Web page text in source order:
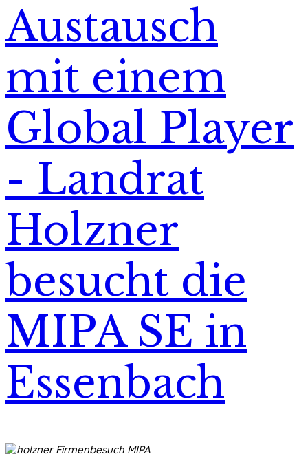
Austausch
mit einem
Global Player
- Landrat
Holzner
besucht die
MIPA SE in
Essenbach